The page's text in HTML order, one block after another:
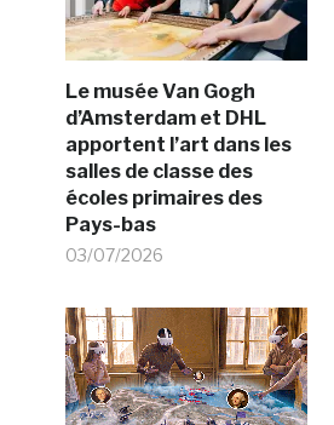
Le musée Van Gogh
d’Amsterdam et DHL
apportent l’art dans les
salles de classe des
écoles primaires des
Pays-bas
03/07/2026